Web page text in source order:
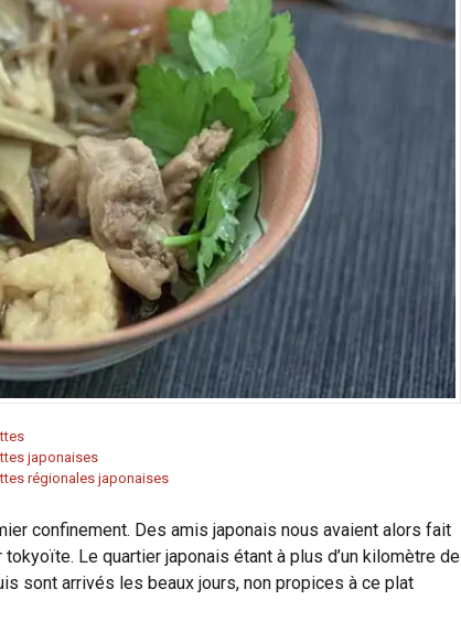
japonaises
régionales japonaises
confinement. Des amis japonais nous avaient alors fait
Le quartier japonais étant à plus d’un kilomètre de
sont arrivés les beaux jours, non propices à ce plat